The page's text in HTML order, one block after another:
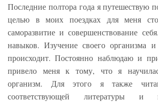
Последние полтора года я путешествую
целью в моих поездках для меня
саморазвитие и совершенствование
навыков. Изучение своего организма
происходит. Постоянно наблюдаю и
привело меня к тому, что я
организм. Для этого я также
соответствующей литературы и